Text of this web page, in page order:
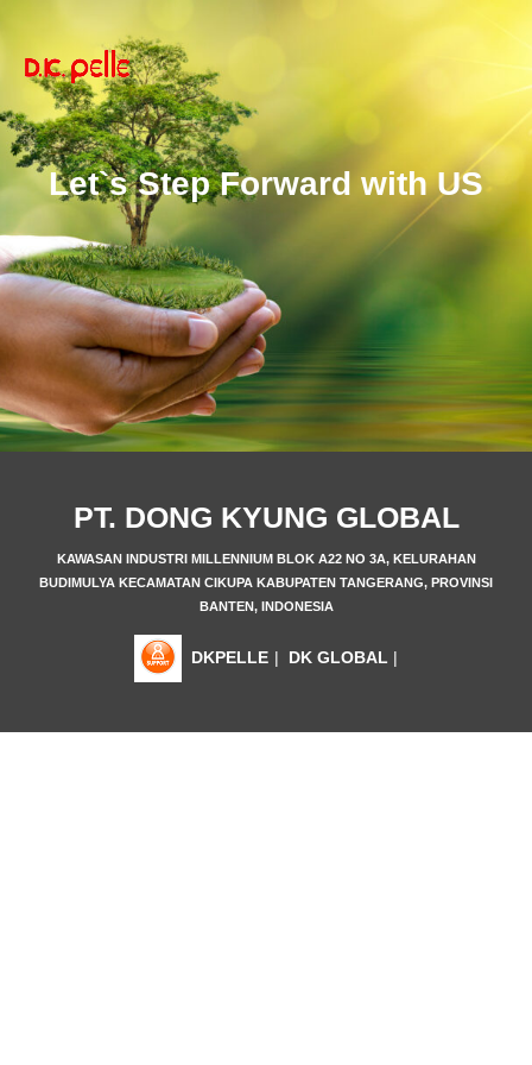
Let`s Step Forward with US
PT. DONG KYUNG GLOBAL
KAWASAN INDUSTRI MILLENNIUM BLOK A22 NO 3A, KELURAHAN
BUDIMULYA KECAMATAN CIKUPA KABUPATEN TANGERANG, PROVINSI
BANTEN, INDONESIA
DKPELLE | DK GLOBAL |